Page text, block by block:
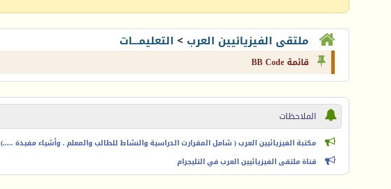
ملتقى الفيزيائيين العرب > التعليمـــات
قائمة BB Code
الملاحظات
مكتبة الفيزيائيين العرب ( شامل المقرارت الدراسية والنشاط للطالب والمعلم ، وأشياء مفيدة .....)
قناة ملتقى الفيزيائيين العرب في التليجرام